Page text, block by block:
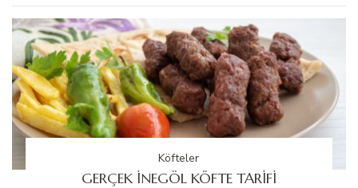
Köfteler
GERÇEK İNEGÖL KÖFTE TARİFİ